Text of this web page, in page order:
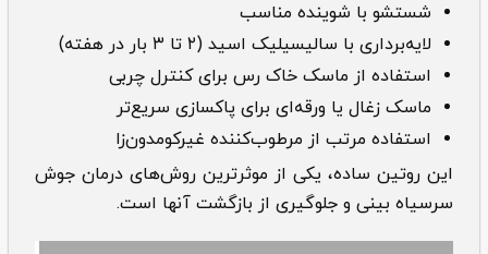
شستشو با شوینده مناسب
لایه‌برداری با سالیسیلیک اسید (۲ تا ۳ بار در هفته)
استفاده از ماسک خاک رس برای کنترل چربی
ماسک زغال یا ورقه‌ای برای پاکسازی سریع‌تر
استفاده مرتب از مرطوب‌کننده غیرکومدون‌زا
این روتین ساده، یکی از موثرترین روش‌های درمان جوش
سرسیاه بینی و جلوگیری از بازگشت آنها است.